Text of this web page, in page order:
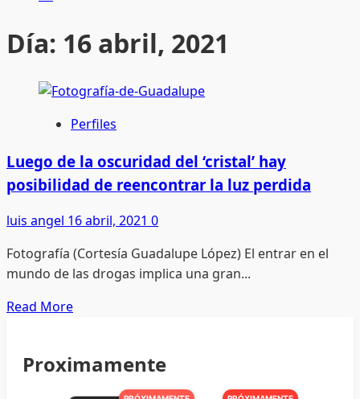
Día: 16 abril, 2021
Perfiles
Luego de la oscuridad del ‘cristal’ hay
posibilidad de reencontrar la luz perdida
luis angel 16 abril, 2021 0
Fotografía (Cortesía Guadalupe López) El entrar en el
mundo de las drogas implica una gran...
Read MoreRead
Luego
Proximamente